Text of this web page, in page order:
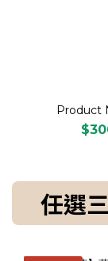
Product
任選